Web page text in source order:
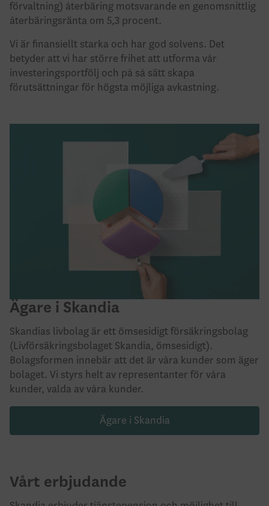
förvaltning) återbäring motsvarande en genomsnittlig
återbäringsränta om 5,3 procent.
Vi är finansiellt starka och har god solvens. Det
betyder att vi har större frihet att utforma vår
investeringsportfölj och på så sätt skapa
förutsättningar för högsta möjliga avkastning.
Ägare i Skandia
Skandias livbolag är ett ömsesidigt försäkringsbolag
(Livförsäkringsbolaget Skandia, ömsesidigt).
Bolagsformen innebär att det är våra kunder som äger
bolaget. Vi styrs helt av representanter för våra
kunder, valda av våra kunder.
Ägare i Skandia
Vårt erbjudande